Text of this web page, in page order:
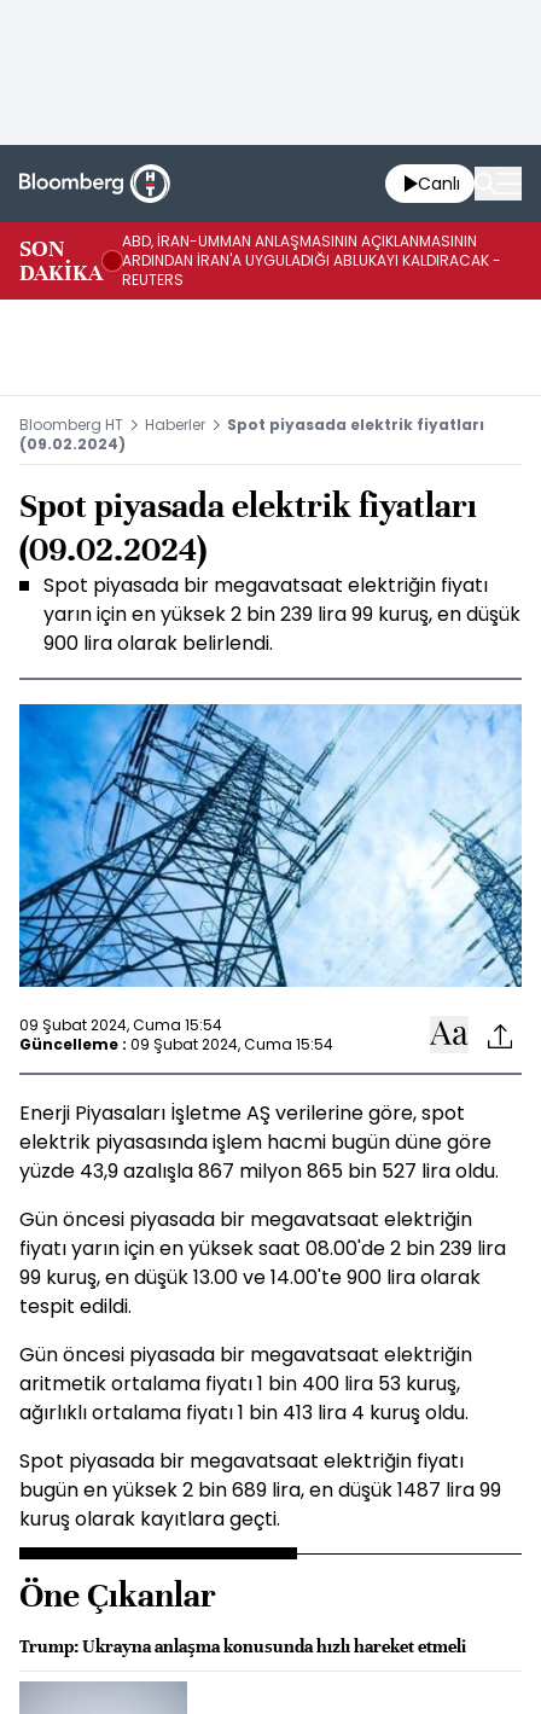
Canlı
SON
DAKİKA
ABD, İRAN-UMMAN ANLAŞMASININ AÇIKLANMASININ
ARDINDAN İRAN'A UYGULADIĞI ABLUKAYI KALDIRACAK -
REUTERS
Bloomberg HT Haberler
Spot piyasada elektrik fiyatları
(09.02.2024)
Spot piyasada elektrik fiyatları
(09.02.2024)
Spot piyasada bir megavatsaat elektriğin fiyatı
yarın için en yüksek 2 bin 239 lira 99 kuruş, en düşük
900 lira olarak belirlendi.
09 Şubat 2024, Cuma 15:54
Güncelleme : 09 Şubat 2024, Cuma 15:54
Enerji Piyasaları İşletme AŞ verilerine göre, spot
elektrik piyasasında işlem hacmi bugün düne göre
yüzde 43,9 azalışla 867 milyon 865 bin 527 lira oldu.
Gün öncesi piyasada bir megavatsaat elektriğin
fiyatı yarın için en yüksek saat 08.00'de 2 bin 239 lira
99 kuruş, en düşük 13.00 ve 14.00'te 900 lira olarak
tespit edildi.
Gün öncesi piyasada bir megavatsaat elektriğin
aritmetik ortalama fiyatı 1 bin 400 lira 53 kuruş,
ağırlıklı ortalama fiyatı 1 bin 413 lira 4 kuruş oldu.
Spot piyasada bir megavatsaat elektriğin fiyatı
bugün en yüksek 2 bin 689 lira, en düşük 1487 lira 99
kuruş olarak kayıtlara geçti.
Öne Çıkanlar
Trump: Ukrayna anlaşma konusunda hızlı hareket etmeli